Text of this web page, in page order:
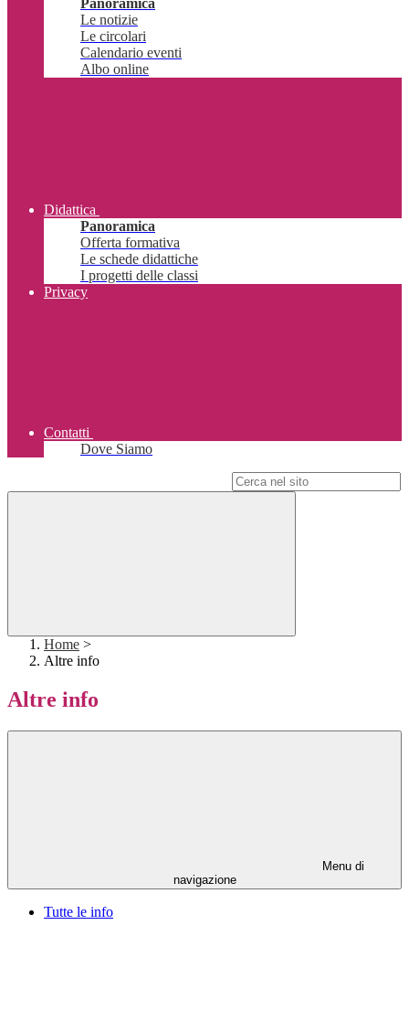
Panoramica
Le notizie
Le circolari
Calendario eventi
Albo online
Didattica
Panoramica
Offerta formativa
Le schede didattiche
I progetti delle classi
Privacy
Contatti
Dove Siamo
Home >
Altre info
Altre info
Menu di
navigazione
Tutte le info